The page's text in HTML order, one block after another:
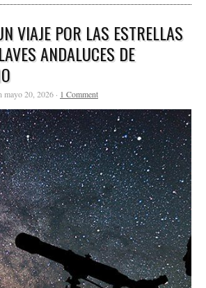
VIAJE POR LAS ESTRELLAS
ANDALUCES DE
mayo 20, 2026 · 1 Comment